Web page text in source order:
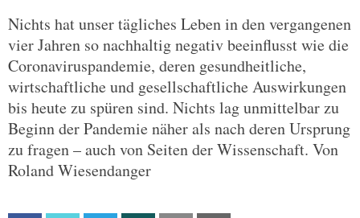
Nichts hat unser tägliches Leben in den vergangenen
vier Jahren so nachhaltig negativ beeinflusst wie die
Coronaviruspandemie, deren gesundheitliche,
wirtschaftliche und gesellschaftliche Auswirkungen
bis heute zu spüren sind. Nichts lag unmittelbar zu
Beginn der Pandemie näher als nach deren Ursprung
zu fragen – auch von Seiten der Wissenschaft. Von
Roland Wiesendanger